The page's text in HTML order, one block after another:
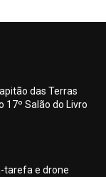
das Terras
17º Salão do Livro
tarefa e drone